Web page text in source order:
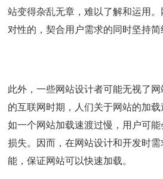
站变得杂乱无章，难以了解和运用
对性的，契合用户需求的同时坚持简
此外，一些网站设计者可能无视了
的互联网时期，人们关于网站的加
如一个网站加载速渡过慢，用户可
损失。因而，在网站设计和开发时
能，保证网站可以快速加载。